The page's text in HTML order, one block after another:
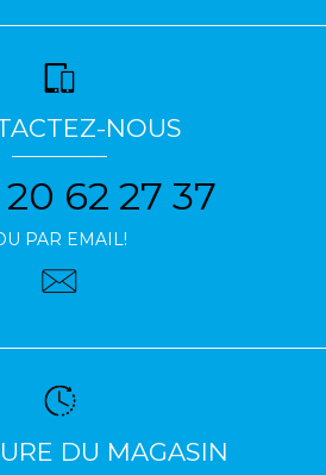
NOUS
20 62 27 37
PAR EMAIL!
DU MAGASIN